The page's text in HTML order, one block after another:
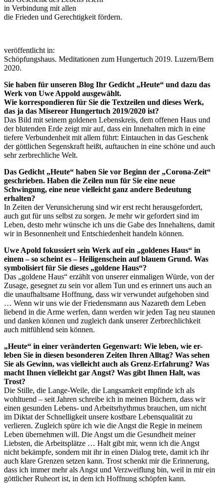
in Verbindung mit allen
die Frieden und Gerechtigkeit fördern.
veröffentlicht in:
Schöpfungshaus. Meditationen zum Hungertuch 2019. Luzern/Bern
2020.
Sie haben für unseren Blog Ihr Gedicht „Heute“ und dazu das
Werk von Uwe Appold ausgewählt.
Wie korrespondieren für Sie die Textzeilen und dieses Werk,
das ja das Misereor Hungertuch 2019/2020 ist?
Das Bild mit seinem goldenen Lebenskreis, dem offenen Haus und
der blutenden Erde zeigt mir auf, dass ein Innehalten mich in eine
tiefere Verbundenheit mit allem führt: Eintauchen in das Geschenk
der göttlichen Segenskraft heißt, auftauchen in eine schöne und auch
sehr zerbrechliche Welt.
Das Gedicht „Heute“ haben Sie vor Beginn der „Corona-Zeit“
geschrieben. Haben die Zeilen nun für Sie eine neue
Schwingung, eine neue vielleicht ganz andere Bedeutung
erhalten?
In Zeiten der Verunsicherung sind wir erst recht herausgefordert,
auch gut für uns selbst zu sorgen. Je mehr wir gefordert sind im
Leben, desto mehr wünsche ich uns die Gabe des Innehaltens, damit
wir in Besonnenheit und Entschiedenheit handeln können.
Uwe Apold fokussiert sein Werk auf ein „goldenes Haus“ in
einem – so scheint es – Heiligenschein auf blauem Grund. Was
symbolisiert für Sie dieses „goldene Haus“?
Das „goldene Haus“ erzählt von unserer einmaligen Würde, von der
Zusage, gesegnet zu sein vor allem Tun und es erinnert uns auch an
die unaufhaltsame Hoffnung, dass wir verwundet aufgehoben sind
… Wenn wir uns wie der Friedensmann aus Nazareth dem Leben
liebend in die Arme werfen, dann werden wir jeden Tag neu staunen
und danken können und zugleich dank unserer Zerbrechlichkeit
auch mitfühlend sein können.
„Heute“ in einer veränderten Gegenwart: Wie leben, wie er-
leben Sie in diesen besonderen Zeiten Ihren Alltag? Was sehen
Sie als Gewinn, was vielleicht auch als Grenz-Erfahrung? Was
macht Ihnen vielleicht gar Angst? Was gibt Ihnen Halt, was
Trost?
Die Stille, die Lange-Weile, die Langsamkeit empfinde ich als
wohltuend – seit Jahren schreibe ich in meinen Büchern, dass wir
einen gesunden Lebens- und Arbeitsrhythmus brauchen, um nicht
im Diktat der Schnelligkeit unsere kostbare Lebensqualität zu
verlieren. Zugleich spüre ich wie die Angst die Regie in meinem
Leben übernehmen will. Die Angst um die Gesundheit meiner
Liebsten, die Arbeitsplätze … Halt gibt mir, wenn ich die Angst
nicht bekämpfe, sondern mit ihr in einen Dialog trete, damit ich ihr
auch klare Grenzen setzen kann. Trost schenkt mir die Erinnerung,
dass ich immer mehr als Angst und Verzweiflung bin, weil in mir ein
göttlicher Ruheort ist, in dem ich Hoffnung schöpfen kann.